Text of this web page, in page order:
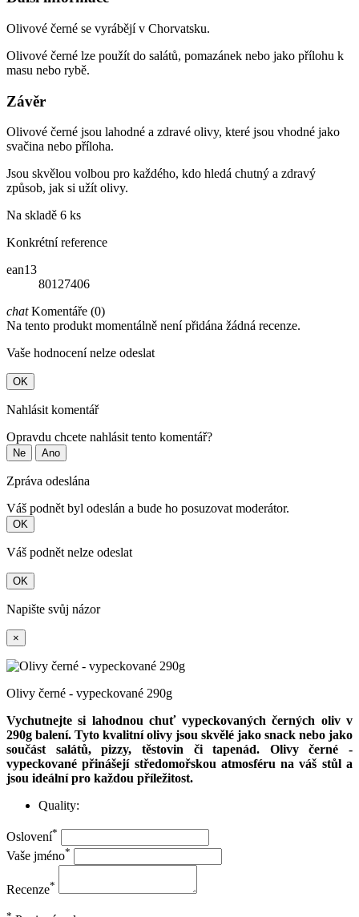
Olivové černé se vyrábějí v Chorvatsku.
Olivové černé lze použít do salátů, pomazánek nebo jako přílohu k
masu nebo rybě.
Závěr
Olivové černé jsou lahodné a zdravé olivy, které jsou vhodné jako
svačina nebo příloha.
Jsou skvělou volbou pro každého, kdo hledá chutný a zdravý
způsob, jak si užít olivy.
Na skladě 6 ks
Konkrétní reference
ean13
80127406
chatKomentáře (0)
Na tento produkt momentálně není přidána žádná recenze.
Vaše hodnocení nelze odeslat
OK
Nahlásit komentář
Opravdu chcete nahlásit tento komentář?
Ne Ano
Zpráva odeslána
Váš podnět byl odeslán a bude ho posuzovat moderátor.
OK
Váš podnět nelze odeslat
OK
Napište svůj názor
×
Olivy černé - vypeckované 290g
Vychutnejte si lahodnou chuť vypeckovaných černých oliv v
290g balení. Tyto kvalitní olivy jsou skvělé jako snack nebo jako
součást salátů, pizzy, těstovin či tapenád. Olivy černé -
vypeckované přinášejí středomořskou atmosféru na váš stůl a
jsou ideální pro každou příležitost.
Quality:
Oslovení*
Vaše jméno*
Recenze*